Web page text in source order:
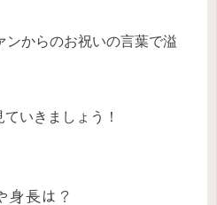
ンからのお祝いの言葉で溢
いきましょう！
身長は？